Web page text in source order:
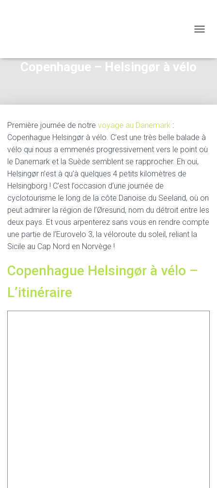
Copenhague – Helsingør à vélo
Première journée de notre voyage au Danemark :
Copenhague Helsingør à vélo. C’est une très belle balade à
vélo qui nous a emmenés progressivement vers le point où
le Danemark et la Suède semblent se rapprocher. Eh oui,
Helsingør n’est à qu’à quelques 4 petits kilomètres de
Helsingborg ! C’est l’occasion d’une journée de
cyclotourisme le long de la côte Danoise du Seeland, où on
peut admirer la région de l’Øresund, nom du détroit entre les
deux pays. Et vous arpenterez sans vous en rendre compte
une partie de l’Eurovelo 3, la véloroute du soleil, reliant la
Sicile au Cap Nord en Norvège !
Copenhague Helsingør à vélo –
L’itinéraire